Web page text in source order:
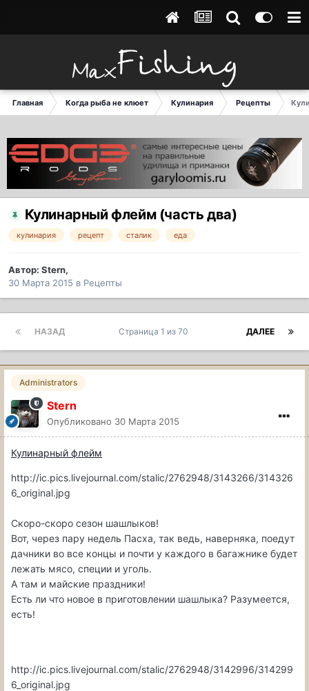
Главная Когда рыба не клюет Кулинария Рецепты
Кулинарный флейм (часть два)
кулинария рецепт сталик еда
Автор: Stern,
30 Марта 2015 в Рецепты
НАЗАД ДАЛЕЕ
Страница 1 из 70
Administrators
Stern
Опубликовано 30 Марта 2015
Кулинарный флейм
http://ic.pics.livejournal.com/stalic/2762948/3143266/314326
6_original.jpg
Скоро-скоро сезон шашлыков!
Вот, через пару недель Пасха, так ведь, наверняка, поедут
дачники во все концы и почти у каждого в багажнике будет
лежать мясо, специи и уголь.
А там и майские праздники!
Есть ли что новое в приготовлении шашлыка? Разумеется,
есть!
http://ic.pics.livejournal.com/stalic/2762948/3142996/314299
6_original.jpg